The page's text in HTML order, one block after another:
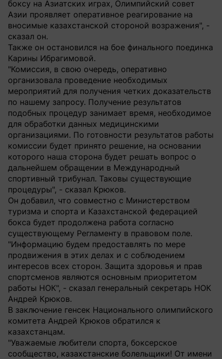
боксу на Азиатских играх, Олимпийский совет
Азии проявляет оперативное реагирование на
вносимые казахстанской стороной возражения", -
сказал он.
Также он остановился на бое финального поединка
Карины Ибрагимовой.
"Комиссия, в свою очередь, оперативно
организовала проведение необходимых
мероприятий для получения четких доказательств
по нашему запросу. Получение результатов
подобных процедур занимает время, необходимое
для обработки данных медицинскими
организациями. По готовности результатов работы
комиссии будет принято решение, на основании
которого наша сторона будет решать вопрос о
дальнейшем обращении в Международный
спортивный трибунал. Таковы существующие
процедуры", - сказал Крюков.
Он добавил, что совместно с Министерством
туризма и спорта и Казахстанской федерацией
бокса будет продолжена работа согласно
существующему Регламенту в правовом поле.
"Информацию будем предоставлять по мере
продвижения в этих делах и с соблюдением
интересов всех сторон. Защита здоровья и прав
спортсменов являются основным приоритетом
работы НОК", - сказал генеральный секретарь НОК
Андрей Крюков.
В заключение генсек Национального олимпийского
комитета Андрей Крюков обратился к
казахстанцам.
"Уважаемые любители спорта, боксерское
сообщество, казахстанские болельщики! От имени